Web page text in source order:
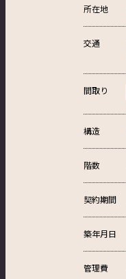
所在地
交通
間取り
構造
階数
契約期間
築年月日
管理費